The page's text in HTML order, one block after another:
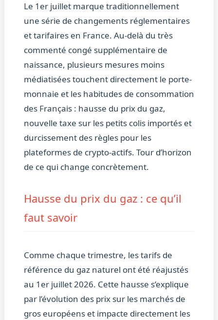
Le 1er juillet marque traditionnellement
une série de changements réglementaires
et tarifaires en France. Au-delà du très
commenté congé supplémentaire de
naissance, plusieurs mesures moins
médiatisées touchent directement le porte-
monnaie et les habitudes de consommation
des Français : hausse du prix du gaz,
nouvelle taxe sur les petits colis importés et
durcissement des règles pour les
plateformes de crypto-actifs. Tour d’horizon
de ce qui change concrètement.
Hausse du prix du gaz : ce qu’il
faut savoir
Comme chaque trimestre, les tarifs de
référence du gaz naturel ont été réajustés
au 1er juillet 2026. Cette hausse s’explique
par l’évolution des prix sur les marchés de
gros européens et impacte directement les